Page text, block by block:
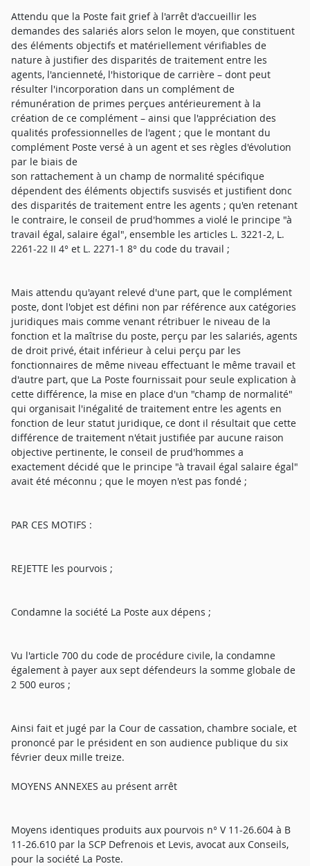
Attendu que la Poste fait grief à l'arrêt d'accueillir les
demandes des salariés alors selon le moyen, que constituent
des éléments objectifs et matériellement vérifiables de
nature à justifier des disparités de traitement entre les
agents, l'ancienneté, l'historique de carrière – dont peut
résulter l'incorporation dans un complément de
rémunération de primes perçues antérieurement à la
création de ce complément – ainsi que l'appréciation des
qualités professionnelles de l'agent ; que le montant du
complément Poste versé à un agent et ses règles d'évolution
par le biais de
son rattachement à un champ de normalité spécifique
dépendent des éléments objectifs susvisés et justifient donc
des disparités de traitement entre les agents ; qu'en retenant
le contraire, le conseil de prud'hommes a violé le principe "à
travail égal, salaire égal", ensemble les articles L. 3221-2, L.
2261-22 II 4° et L. 2271-1 8° du code du travail ;
Mais attendu qu'ayant relevé d'une part, que le complément
poste, dont l'objet est défini non par référence aux catégories
juridiques mais comme venant rétribuer le niveau de la
fonction et la maîtrise du poste, perçu par les salariés, agents
de droit privé, était inférieur à celui perçu par les
fonctionnaires de même niveau effectuant le même travail et
d'autre part, que La Poste fournissait pour seule explication à
cette différence, la mise en place d'un "champ de normalité"
qui organisait l'inégalité de traitement entre les agents en
fonction de leur statut juridique, ce dont il résultait que cette
différence de traitement n'était justifiée par aucune raison
objective pertinente, le conseil de prud'hommes a
exactement décidé que le principe "à travail égal salaire égal"
avait été méconnu ; que le moyen n'est pas fondé ;
PAR CES MOTIFS :
REJETTE les pourvois ;
Condamne la société La Poste aux dépens ;
Vu l'article 700 du code de procédure civile, la condamne
également à payer aux sept défendeurs la somme globale de
2 500 euros ;
Ainsi fait et jugé par la Cour de cassation, chambre sociale, et
prononcé par le président en son audience publique du six
février deux mille treize.
MOYENS ANNEXES au présent arrêt
Moyens identiques produits aux pourvois n° V 11-26.604 à B
11-26.610 par la SCP Defrenois et Levis, avocat aux Conseils,
pour la société La Poste.